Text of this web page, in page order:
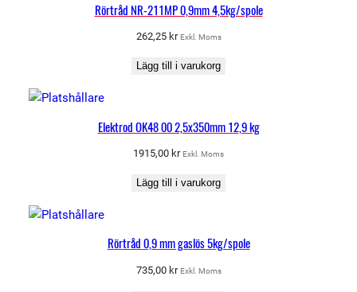
Rörtråd NR-211MP 0,9mm 4,5kg/spole
262,25 kr Exkl. Moms
Lägg till i varukorg
Elektrod OK48 00 2,5x350mm 12,9 kg
1915,00 kr Exkl. Moms
Lägg till i varukorg
Rörtråd 0,9 mm gaslös 5kg/spole
735,00 kr Exkl. Moms